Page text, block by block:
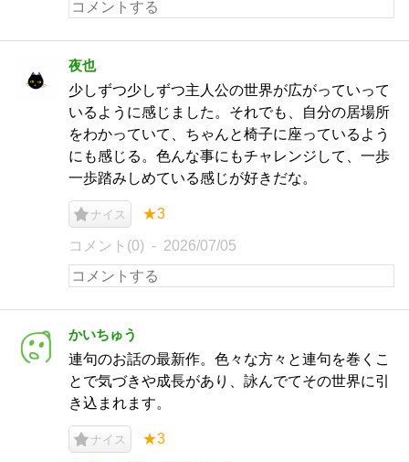
夜也
少しずつ少しずつ主人公の世界が広がっていって
いるように感じました。それでも、自分の居場所
をわかっていて、ちゃんと椅子に座っているよう
にも感じる。色んな事にもチャレンジして、一歩
一歩踏みしめている感じが好きだな。
ナイス ★3
コメント(0) 2026/07/05
かいちゅう
連句のお話の最新作。色々な方々と連句を巻くこ
とで気づきや成長があり、詠んでてその世界に引
き込まれます。
ナイス ★3